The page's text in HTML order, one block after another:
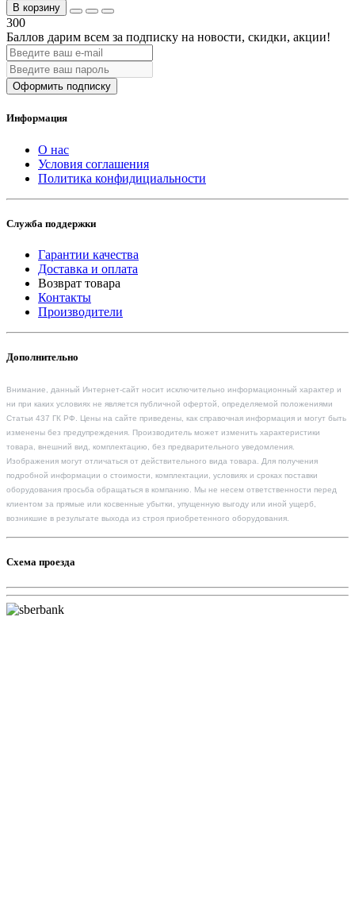
В корзину
300
Баллов дарим всем за подписку на новости, скидки, акции!
Оформить подписку
Информация
О нас
Условия соглашения
Политика конфидициальности
Служба поддержки
Гарантии качества
Доставка и оплата
Возврат товара
Контакты
Производители
Дополнительно
Внимание, данный Интернет-сайт носит исключительно информационный характер и
ни при каких условиях не является публичной офертой, определяемой положениями
Статьи 437 ГК РФ. Цены на сайте приведены, как справочная информация и могут быть
изменены без предупреждения. Производитель может изменить характеристики
товара, внешний вид, комплектацию, без предварительного уведомления.
Изображения могут отличаться от действительного вида товара. Для получения
подробной информации о стоимости, комплектации, условиях и сроках поставки
оборудования просьба обращаться в компанию. Мы не несем ответственности перед
клиентом за прямые или косвенные убытки, упущенную выгоду или иной ущерб,
возникшие в результате выхода из строя приобретенного оборудования.
Схема проезда